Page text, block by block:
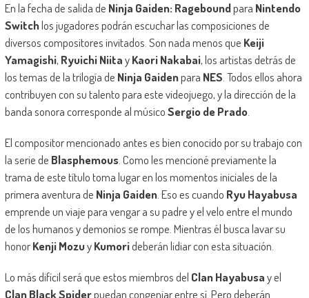
En la fecha de salida de Ninja Gaiden: Rageboundpara Nintendo
Switchlos jugadores podrán escuchar las composiciones de
diversos compositores invitados. Son nada menos que Keiji
Yamagishi, Ryuichi NiitayKaori Nakabai, los artistas detrás de
los temas de la trilogía de Ninja Gaidenpara NES . Todos ellos ahora
contribuyen con su talento para este videojuego, y la dirección de la
banda sonora corresponde al músicoSergio de Prado.
El compositor mencionado antes es bien conocido por su trabajo con
la serie de Blasphemous. Como les mencioné previamente la
trama de este título toma lugar en los momentos iniciales de la
primera aventura de Ninja Gaiden. Eso es cuando Ryu Hayabusa
emprende un viaje para vengar a su padre y el velo entre el mundo
de los humanos y demonios se rompe. Mientras él busca lavar su
honorKenji MozuyKumorideberán lidiar con esta situación.
Lo más difícil será que estos miembros del Clan Hayabusay el
Clan Black Spiderpuedan congeniar entre sí. Pero deberán